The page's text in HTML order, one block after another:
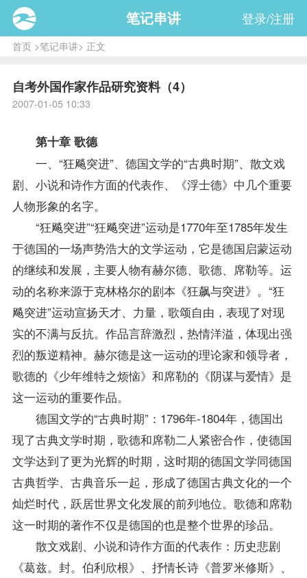
笔记串讲 登录/注册
首页>笔记串讲> 正文
自考外国作家作品研究资料（4）
2007-01-05 10:33
第十章 歌德
一、“狂飚突进”、德国文学的“古典时期”、散文戏
剧、小说和诗作方面的代表作、《浮士德》中几个重要
人物形象的名字。
“狂飚突进”“狂飚突进”运动是1770年至1785年发生
于德国的一场声势浩大的文学运动，它是德国启蒙运动
的继续和发展，主要人物有赫尔德、歌德、席勒等。运
动的名称来源于克林格尔的剧本《狂飙与突进》。“狂
飚突进”运动宣扬天才、力量，歌颂自由，表现了对现
实的不满与反抗。作品言辞激烈，热情洋溢，体现出强
烈的叛逆精神。赫尔德是这一运动的理论家和领导者，
歌德的《少年维特之烦恼》和席勒的《阴谋与爱情》是
这一运动的重要作品。
德国文学的“古典时期”：1796年-1804年，德国出
现了古典文学时期，歌德和席勒二人紧密合作，使德国
文学达到了更为光辉的时期，这时期的德国文学同德国
古典哲学、古典音乐一起，形成了德国古典文化的一个
灿烂时代，跃居世界文化发展的前列地位。歌德和席勒
这一时期的著作不仅是德国的也是整个世界的珍品。
散文戏剧、小说和诗作方面的代表作：历史悲剧
《葛兹。封。伯利欣根》、抒情长诗《普罗米修斯》、